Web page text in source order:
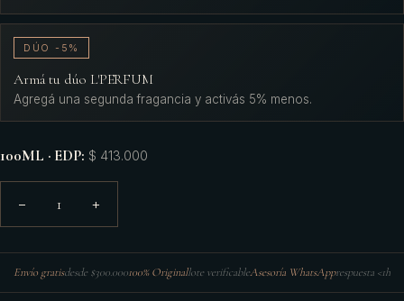
DÚO -5%
Armá tu dúo L'PERFUM
Agregá una segunda fragancia y activás 5% menos.
100ML · EDP: $ 413.000
− 1 +
Envío gratisdesde $300.000100% Originallote verificableAsesoría WhatsApprespuesta <1h